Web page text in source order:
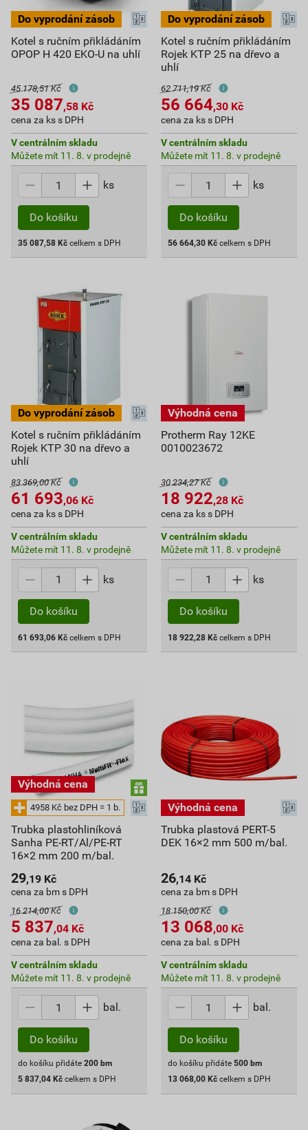
Kotel s ručním přikládáním
OPOP H 420 EKO-U na uhlí
45 178,51 Kč
35 087,58 Kč
cena za ks s DPH
V centrálním skladu
Můžete mít 11. 8. v prodejně
ks
Do košíku
35 087,58 Kč celkem s DPH
Kotel s ručním přikládáním
Rojek KTP 25 na dřevo a
uhlí
62 711,19 Kč
56 664,30 Kč
cena za ks s DPH
V centrálním skladu
Můžete mít 11. 8. v prodejně
ks
Do košíku
56 664,30 Kč celkem s DPH
Kotel s ručním přikládáním
Rojek KTP 30 na dřevo a
uhlí
83 369,00 Kč
61 693,06 Kč
cena za ks s DPH
V centrálním skladu
Můžete mít 11. 8. v prodejně
ks
Do košíku
61 693,06 Kč celkem s DPH
Protherm Ray 12KE
0010023672
30 234,27 Kč
18 922,28 Kč
cena za ks s DPH
V centrálním skladu
Můžete mít 11. 8. v prodejně
ks
Do košíku
18 922,28 Kč celkem s DPH
Trubka plastohliníková
Sanha PE-RT/Al/PE-RT
16×2 mm 200 m/bal.
29,19 Kč
cena za bm s DPH
16 214,00 Kč
5 837,04 Kč
cena za bal. s DPH
V centrálním skladu
Můžete mít 11. 8. v prodejně
bal.
Do košíku
do košíku přidáte 200 bm
5 837,04 Kč celkem s DPH
Trubka plastová PERT-5
DEK 16×2 mm 500 m/bal.
26,14 Kč
cena za bm s DPH
18 150,00 Kč
13 068,00 Kč
cena za bal. s DPH
V centrálním skladu
Můžete mít 11. 8. v prodejně
bal.
Do košíku
do košíku přidáte 500 bm
13 068,00 Kč celkem s DPH